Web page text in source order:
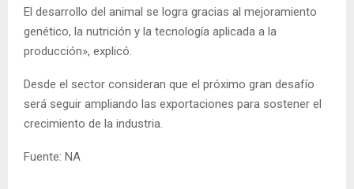
El desarrollo del animal se logra gracias al mejoramiento
genético, la nutrición y la tecnología aplicada a la
producción», explicó.
Desde el sector consideran que el próximo gran desafío
será seguir ampliando las exportaciones para sostener el
crecimiento de la industria.
Fuente: NA